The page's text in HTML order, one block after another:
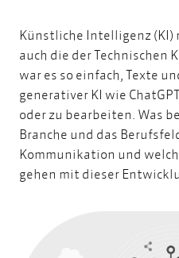
Künstliche Intelligenz
auch die der Technischen
war es so einfach, Texte
generativer KI wie
oder zu bearbeiten. Was
Branche und das
Kommunikation und
gehen mit dieser